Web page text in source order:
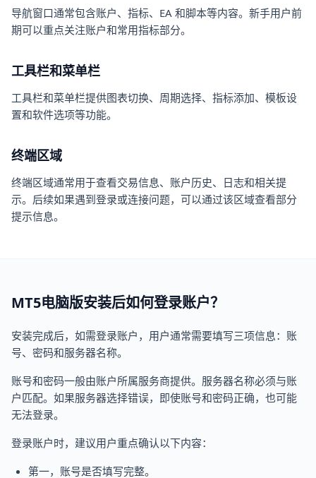
导航窗口通常包含账户、指标、EA 和脚本等内容。新手用户前
期可以重点关注账户和常用指标部分。
工具栏和菜单栏
工具栏和菜单栏提供图表切换、周期选择、指标添加、模板设
置和软件选项等功能。
终端区域
终端区域通常用于查看交易信息、账户历史、日志和相关提
示。后续如果遇到登录或连接问题，可以通过该区域查看部分
提示信息。
MT5电脑版安装后如何登录账户？
安装完成后，如需登录账户，用户通常需要填写三项信息：账
号、密码和服务器名称。
账号和密码一般由账户所属服务商提供。服务器名称必须与账
户匹配。如果服务器选择错误，即使账号和密码正确，也可能
无法登录。
登录账户时，建议用户重点确认以下内容：
第一，账号是否填写完整。